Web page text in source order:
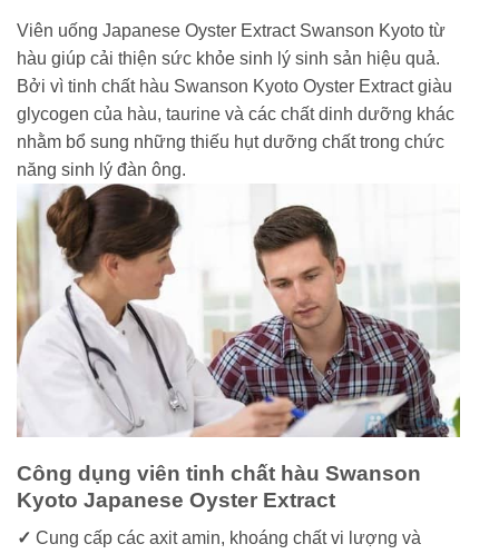
Viên uống Japanese Oyster Extract Swanson Kyoto từ
hàu giúp cải thiện sức khỏe sinh lý sinh sản hiệu quả.
Bởi vì tinh chất hàu Swanson Kyoto Oyster Extract giàu
glycogen của hàu, taurine và các chất dinh dưỡng khác
nhằm bổ sung những thiếu hụt dưỡng chất trong chức
năng sinh lý đàn ông.
Công dụng viên tinh chất hàu Swanson
Kyoto Japanese Oyster Extract
✓ Cung cấp các axit amin, khoáng chất vi lượng và